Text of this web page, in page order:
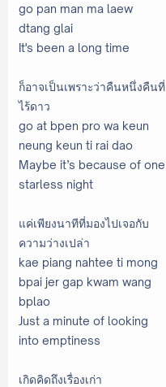
go pan man ma laew
dtang glai
It's been a long time
ก็อาจเป็นเพราะว่าคืนหนึ่งคืนที่
ไร้ดาว
go at bpen pro wa keun
neung keun ti rai dao
Maybe it’s because of one
starless night
แค่เพียงนาทีที่มองไปเจอกับ
ความว่างเปล่า
kae piang nahtee ti mong
bpai jer gap kwam wang
bplao
Just a minute of looking
into emptiness
เกิดคิดถึงเรื่องเก่า